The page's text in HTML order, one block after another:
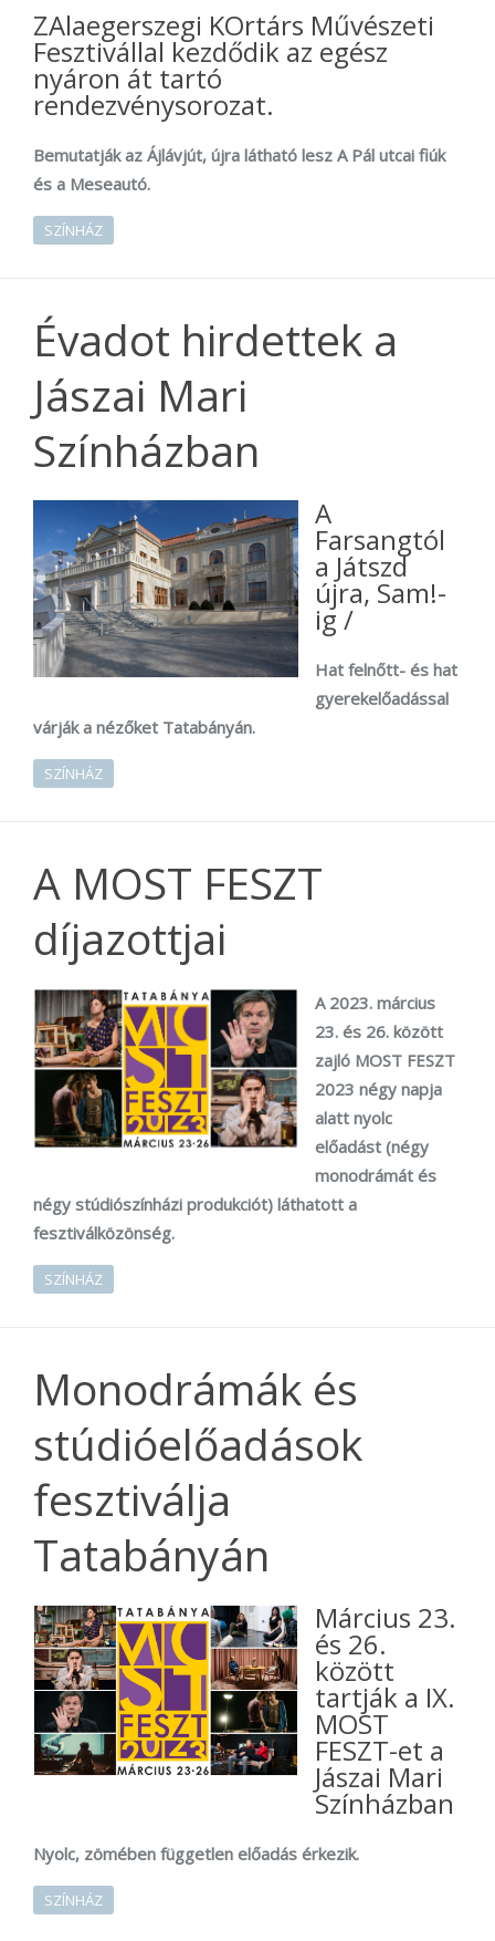
ZAlaegerszegi KOrtárs Művészeti
Fesztivállal kezdődik az egész
nyáron át tartó
rendezvénysorozat.
Bemutatják az Ájlávjút, újra látható lesz A Pál utcai fiúk
és a Meseautó.
SZÍNHÁZ
Évadot hirdettek a
Jászai Mari
Színházban
A
Farsangtól
a Játszd
újra, Sam!-
ig /
Hat felnőtt- és hat
gyerekelőadással
várják a nézőket Tatabányán.
SZÍNHÁZ
A MOST FESZT
díjazottjai
A 2023. március
23. és 26. között
zajló MOST FESZT
2023 négy napja
alatt nyolc
előadást (négy
monodrámát és
négy stúdiószínházi produkciót) láthatott a
fesztiválközönség.
SZÍNHÁZ
Monodrámák és
stúdióelőadások
fesztiválja
Tatabányán
Március 23.
és 26.
között
tartják a IX.
MOST
FESZT-et a
Jászai Mari
Színházban
Nyolc, zömében független előadás érkezik.
SZÍNHÁZ